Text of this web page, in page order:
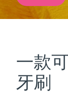
一款
牙刷
红光疗法
奥地利
巴林